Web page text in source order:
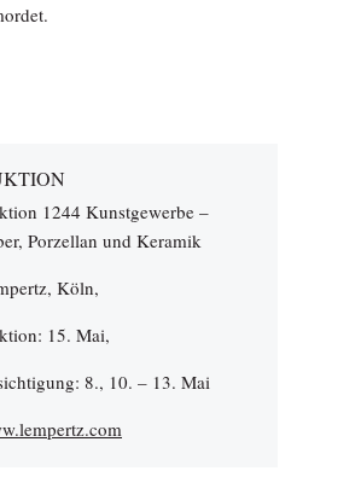
1244 Kunstgewerbe –
Porzellan und Keramik
Köln,
15. Mai,
8., 10. – 13. Mai